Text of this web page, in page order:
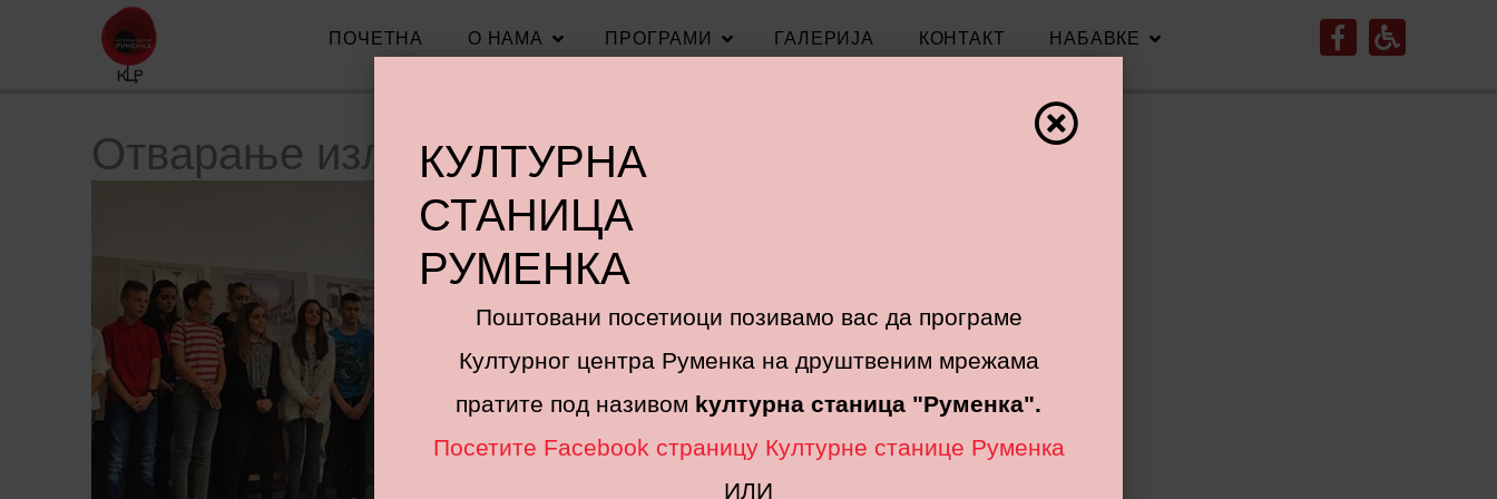
ПОЧЕТНА О НАМА ПРОГРАМИ ГАЛЕРИЈА КОНТАКТ НАБАВКЕ
Отварање изложбе “Нови Сад - некад и сад”
КУЛТУРНА
СТАНИЦА
РУМЕНКА
Поштовани посетиоци позивамо вас да програме
Културног центра Руменка на друштвеним мрежама
пратите под називом kултурна станица "Руменка".
Посетите Facebook страницу Културне станице Руменка
ИЛИ